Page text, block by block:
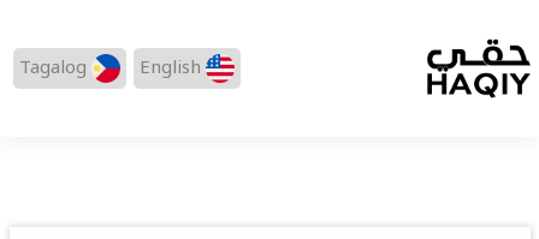
English
Tagalog